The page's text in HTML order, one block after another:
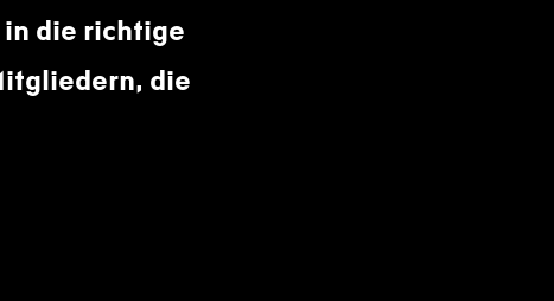
die richtige
die